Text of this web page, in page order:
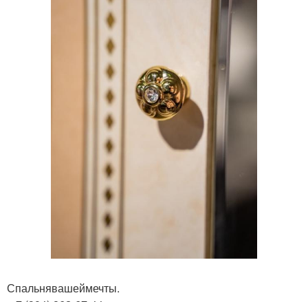
Спальнявашеймечты.